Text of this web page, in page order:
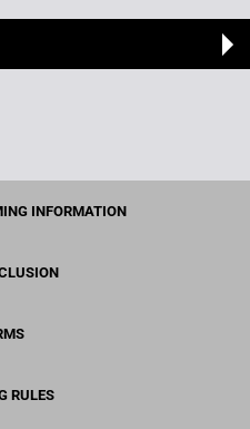
INFORMATION
RULES